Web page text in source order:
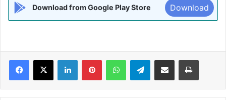
Download from Google Play Store Download
Facebook
X LinkedInPinterestWhatsAppTelegramShare via Email Print